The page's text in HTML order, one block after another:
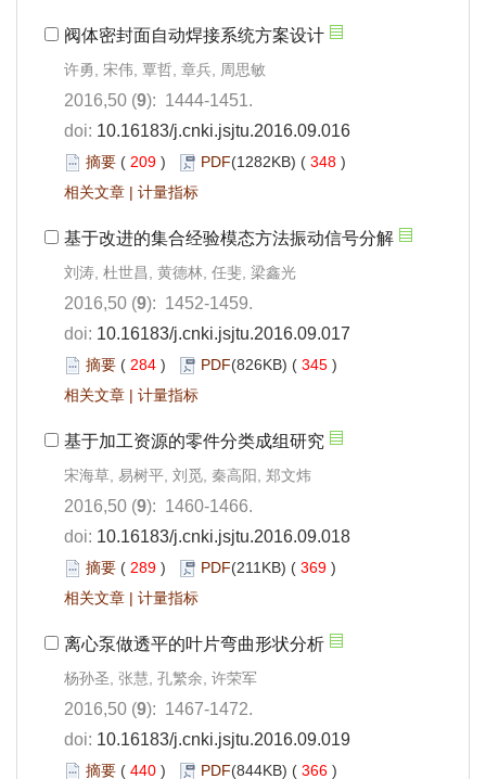
阀体密封面自动焊接系统方案设计
许勇, 宋伟, 覃哲, 章兵, 周思敏
2016,50 (9): 1444-1451.
doi: 10.16183/j.cnki.jsjtu.2016.09.016
摘要 ( 209 ) PDF(1282KB) ( 348 )
相关文章 | 计量指标
基于改进的集合经验模态方法振动信号分解
刘涛, 杜世昌, 黄德林, 任斐, 梁鑫光
2016,50 (9): 1452-1459.
doi: 10.16183/j.cnki.jsjtu.2016.09.017
摘要 ( 284 ) PDF(826KB) ( 345 )
相关文章 | 计量指标
基于加工资源的零件分类成组研究
宋海草, 易树平, 刘觅, 秦高阳, 郑文炜
2016,50 (9): 1460-1466.
doi: 10.16183/j.cnki.jsjtu.2016.09.018
摘要 ( 289 ) PDF(211KB) ( 369 )
相关文章 | 计量指标
离心泵做透平的叶片弯曲形状分析
杨孙圣, 张慧, 孔繁余, 许荣军
2016,50 (9): 1467-1472.
doi: 10.16183/j.cnki.jsjtu.2016.09.019
摘要 ( 440 ) PDF(844KB) ( 366 )